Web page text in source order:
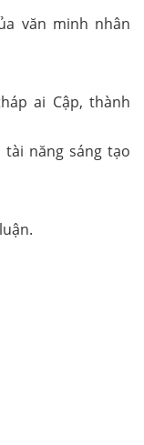
văn minh nhân
ai Cập, thành
năng sáng tạo